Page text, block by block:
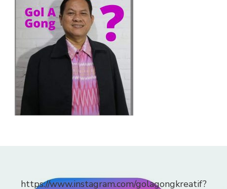
https://www.instagram.com/golagongkreatif?